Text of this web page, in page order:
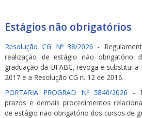
Estágios não obrigatórios
Resolução CG Nº 38/2026 -
realização de estágio não obrigatório
graduação da UFABC, revoga e substitui a
2017 e a Resolução CG n. 12 de 2016.
PORTARIA PROGRAD Nº 5840/2026 -
prazos e demais procedimentos
de estágio não obrigatório dos cursos de